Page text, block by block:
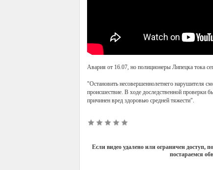
Авария от 16.07, но полиционеры Липецка тока
"Остановить несовершеннолетнего нарушителя
происшествие. В ходе доследственной проверки
причинен вред здоровью средней тяжести".
Если видео удалено или ограничен
постараемся